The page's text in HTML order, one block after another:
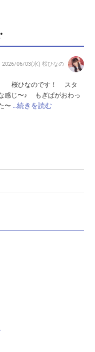
2026/06/03(水) 桜ひなの
桜ひなのです！ スタ
感じ〜♪ もぎぱがおわっ
〜 …続きを読む